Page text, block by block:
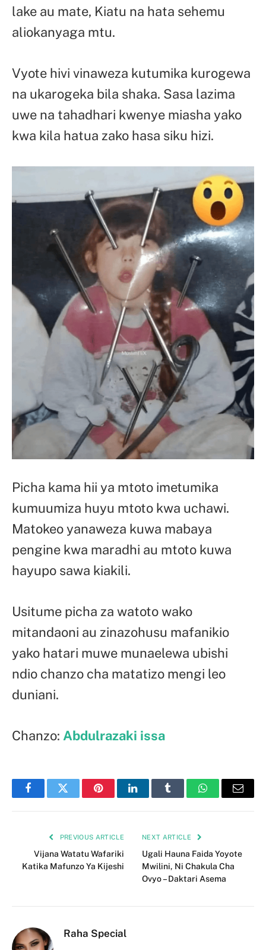
lake au mate, Kiatu na hata sehemu
aliokanyaga mtu.
Vyote hivi vinaweza kutumika kurogewa
na ukarogeka bila shaka. Sasa lazima
uwe na tahadhari kwenye miasha yako
kwa kila hatua zako hasa siku hizi.
Picha kama hii ya mtoto imetumika
kumuumiza huyu mtoto kwa uchawi.
Matokeo yanaweza kuwa mabaya
pengine kwa maradhi au mtoto kuwa
hayupo sawa kiakili.
Usitume picha za watoto wako
mitandaoni au zinazohusu mafanikio
yako hatari muwe munaelewa ubishi
ndio chanzo cha matatizo mengi leo
duniani.
Chanzo: Abdulrazaki issa
FacebookTwitter PinterestLinkedInTumblr WhatsAppEmail
PREVIOUS ARTICLE
Vijana Watatu Wafariki
Katika Mafunzo Ya Kijeshi
NEXT ARTICLE
Ugali Hauna Faida Yoyote
Mwilini, Ni Chakula Cha
Ovyo – Daktari Asema
Raha Special